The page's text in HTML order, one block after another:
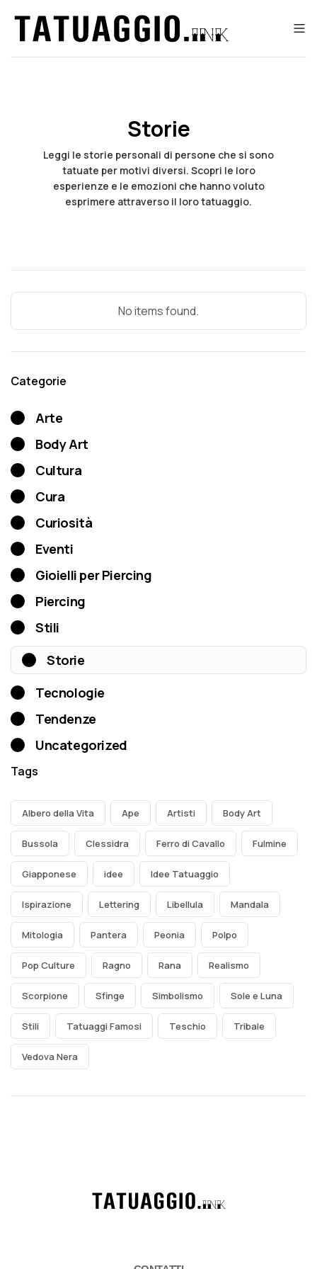
Storie
Leggi le storie personali di persone che si sono
tatuate per motivi diversi. Scopri le loro
esperienze e le emozioni che hanno voluto
esprimere attraverso il loro tatuaggio.
No items found.
Categorie
Arte
Body Art
Cultura
Cura
Curiosità
Eventi
Gioielli per Piercing
Piercing
Stili
Storie
Tecnologie
Tendenze
Uncategorized
Tags
Albero della Vita Ape Artisti Body Art
Bussola Clessidra Ferro di Cavallo Fulmine
Giapponese idee Idee Tatuaggio
Ispirazione Lettering Libellula Mandala
Mitologia Pantera Peonia Polpo
Pop Culture Ragno Rana Realismo
Scorpione Sfinge Simbolismo Sole e Luna
Stili Tatuaggi Famosi Teschio Tribale
Vedova Nera